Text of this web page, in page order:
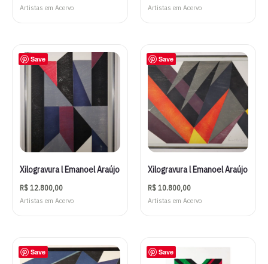
Artistas em Acervo Artistas em Acervo
Save
Xilogravura l Emanoel Araújo
R$12.800,00
Artistas em Acervo
Save
Xilogravura l Emanoel Araújo
R$10.800,00
Artistas em Acervo
Save Save